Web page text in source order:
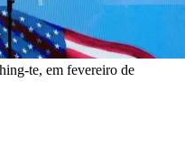
te, em fevereiro de